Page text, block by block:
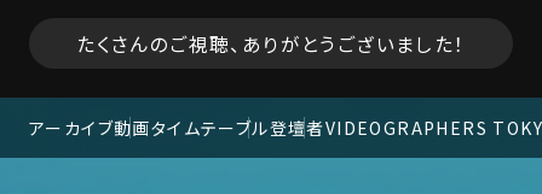
たくさんのご視聴、ありがとうございました！
アーカイブ動画タイムテーブル登壇者VIDEOGRAPHERS